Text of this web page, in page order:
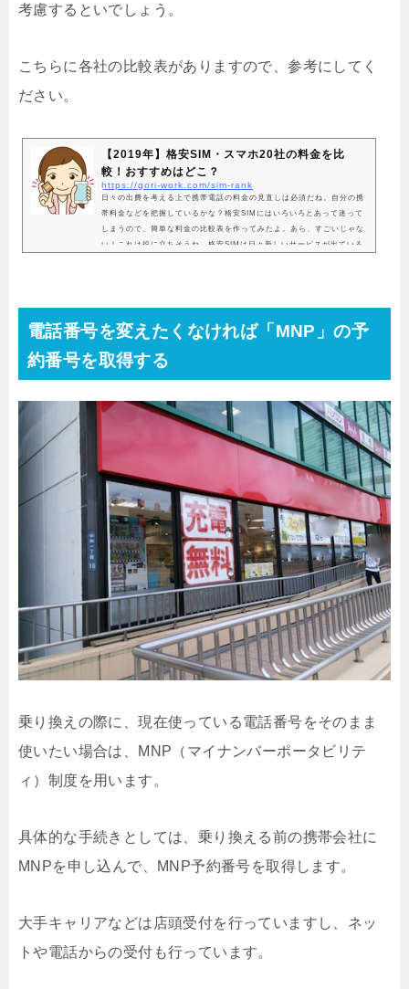
考慮するといでしょう。
こちらに各社の比較表がありますので、参考にしてく
ださい。
【2019年】格安SIM・スマホ20社の料金を比
較！おすすめはどこ？
https://gori-work.com/sim-rank
日々の出費を考える上で携帯電話の料金の見直しは必須だね。自分の携
帯料金などを把握しているかな？格安SIMにはいろいろとあって迷って
しまうので、簡単な料金の比較表を作ってみたよ。あら、すごいじゃな
い！これは役に立ちそうね。格安SIMは日々新しいサービスが出ている
な比較は難しい部分もあるのですが、多くの人が気になる点...
電話番号を変えたくなければ「MNP」の予
約番号を取得する
乗り換えの際に、現在使っている電話番号をそのまま
使いたい場合は、MNP（マイナンバーポータビリテ
ィ）制度を用います。
具体的な手続きとしては、乗り換える前の携帯会社に
MNPを申し込んで、MNP予約番号を取得します。
大手キャリアなどは店頭受付を行っていますし、ネッ
トや電話からの受付も行っています。